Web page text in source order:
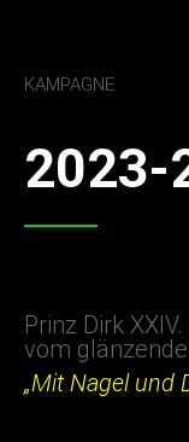
KAMPAGNE
2023-
Prinz Dirk
vom
„Mit Nagel und